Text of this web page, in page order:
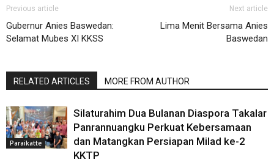
Previous article
Gubernur Anies Baswedan:
Selamat Mubes XI KKSS
Next article
Lima Menit Bersama Anies
Baswedan
RELATED ARTICLES MORE FROM AUTHOR
Paraikatte
Silaturahim Dua Bulanan Diaspora Takalar
Panrannuangku Perkuat Kebersamaan
dan Matangkan Persiapan Milad ke-2
KKTP